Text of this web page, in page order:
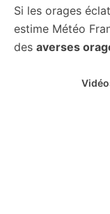
Si les orages
estime Météo
des averses